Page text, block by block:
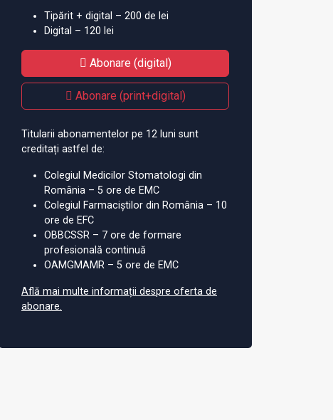
pentru protejarea
în zonele afectate
Cseke Attila: „Nu există
motive de îngrijorare
privind continuitatea
Programului de Vaccinare”
Tipărit + digital – 200 de lei
Digital – 120 lei
Abonare (digital)
Abonare (print+digital)
Titularii abonamentelor pe 12 luni sunt
creditați astfel de:
Colegiul Medicilor Stomatologi din
România – 5 ore de EMC
Colegiul Farmaciștilor din România – 10
ore de EFC
OBBCSSR – 7 ore de formare
profesională continuă
OAMGMAMR – 5 ore de EMC
Află mai multe informații despre oferta de
abonare.